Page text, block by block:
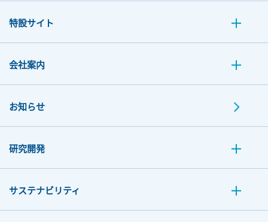
特設サイト
会社案内
お知らせ
研究開発
サステナビリティ